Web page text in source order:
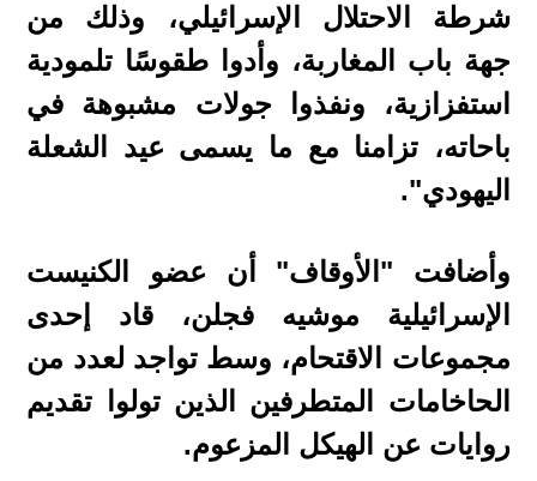
شرطة الاحتلال الإسرائيلي، وذلك من
جهة باب المغاربة، وأدوا طقوسًا تلمودية
استفزازية، ونفذوا جولات مشبوهة في
باحاته، تزامنا مع ما يسمى عيد الشعلة
اليهودي".
وأضافت "الأوقاف" أن عضو الكنيست
الإسرائيلية موشيه فجلن، قاد إحدى
مجموعات الاقتحام، وسط تواجد لعدد من
الحاخامات المتطرفين الذين تولوا تقديم
روايات عن الهيكل المزعوم.